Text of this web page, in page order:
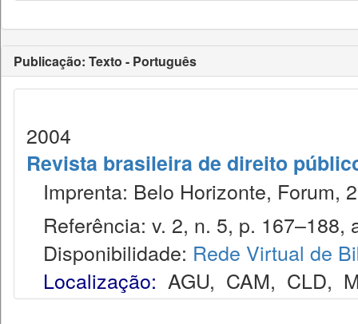
Publicação: Texto - Português
2004
Revista brasileira de direito
Imprenta: Belo Horizonte, Forum,
Referência: v. 2, n. 5, p. 167–188,
Disponibilidade: Rede Virtual de
Localização: AGU, CAM, CLD,